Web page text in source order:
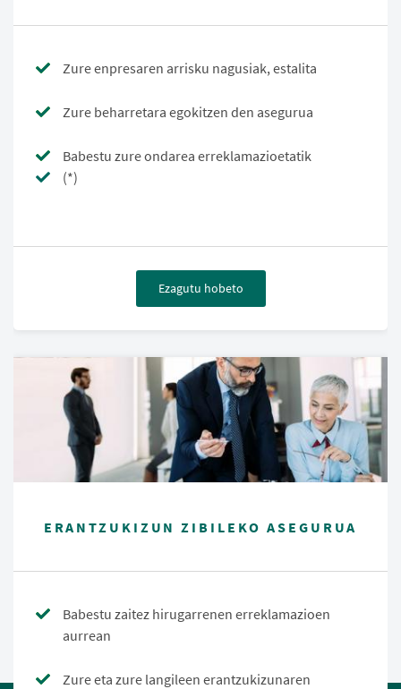
Zure enpresaren arrisku nagusiak, estalita
Zure beharretara egokitzen den asegurua
Babestu zure ondarea erreklamazioetatik
(*)
Ezagutu hobeto
ERANTZUKIZUN ZIBILEKO ASEGURUA
Babestu zaitez hirugarrenen erreklamazioen
aurrean
Zure eta zure langileen erantzukizunaren